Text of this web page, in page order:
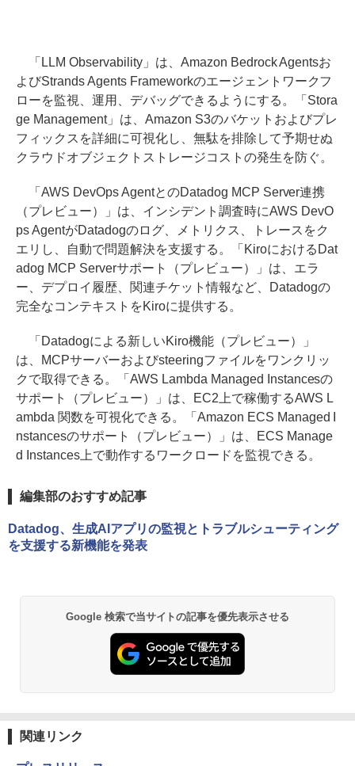
「LLM Observability」は、Amazon Bedrock Agentsお
よびStrands Agents Frameworkのエージェントワークフ
ローを監視、運用、デバッグできるようにする。「Stora
ge Management」は、Amazon S3のバケットおよびプレ
フィックスを詳細に可視化し、無駄を排除して予期せぬ
クラウドオブジェクトストレージコストの発生を防ぐ。
「AWS DevOps AgentとのDatadog MCP Server連携
（プレビュー）」は、インシデント調査時にAWS DevO
ps AgentがDatadogのログ、メトリクス、トレースをク
エリし、自動で問題解決を支援する。「KiroにおけるDat
adog MCP Serverサポート（プレビュー）」は、エラ
ー、デプロイ履歴、関連チケット情報など、Datadogの
完全なコンテキストをKiroに提供する。
「Datadogによる新しいKiro機能（プレビュー）」
は、MCPサーバーおよびsteeringファイルをワンクリッ
クで取得できる。「AWS Lambda Managed Instancesの
サポート（プレビュー）」は、EC2上で稼働するAWS L
ambda 関数を可視化できる。「Amazon ECS Managed I
nstancesのサポート（プレビュー）」は、ECS Manage
d Instances上で動作するワークロードを監視できる。
編集部のおすすめ記事
Datadog、生成AIアプリの監視とトラブルシューティング
を支援する新機能を発表
Google 検索で当サイトの記事を優先表示させる
関連リンク